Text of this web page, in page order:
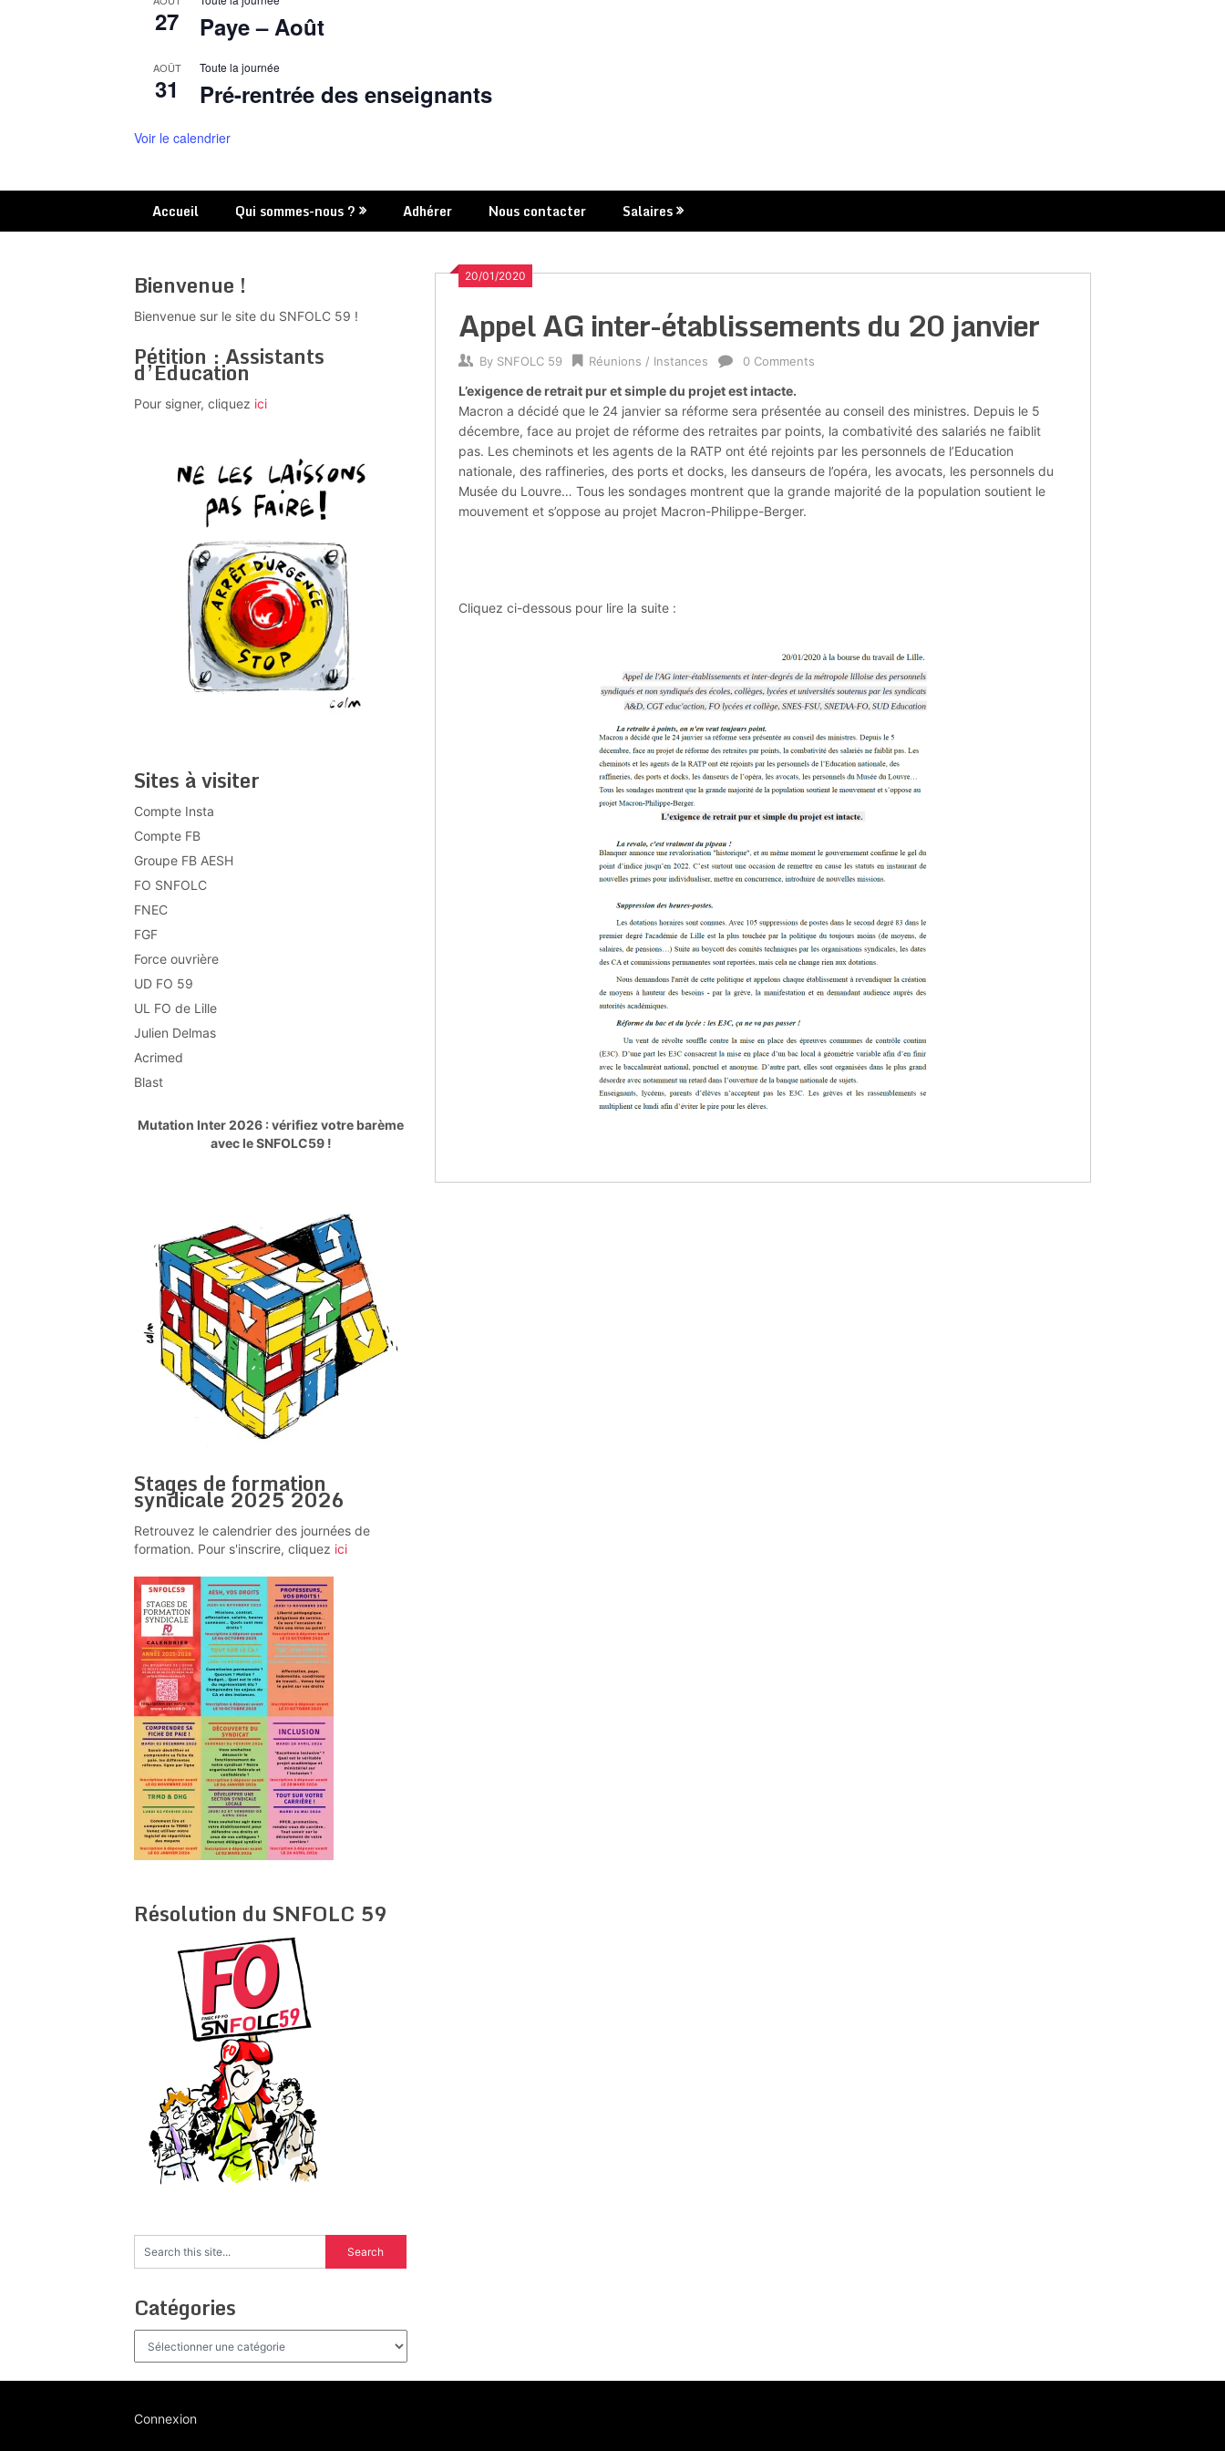
27 Paye – Août
AOÛT
31
Toute la journée
Pré-rentrée des enseignants
Voir le calendrier
Accueil Qui sommes-nous ? Adhérer Nous contacter Salaires
20/01/2020
Appel AG inter-établissements du 20 janvier
By SNFOLC 59 Réunions / Instances 0 Comments
L’exigence de retrait pur et simple du projet est intacte.
Macron a décidé que le 24 janvier sa réforme sera présentée au conseil des ministres. Depuis le 5
décembre, face au projet de réforme des retraites par points, la combativité des salariés ne faiblit
pas. Les cheminots et les agents de la RATP ont été rejoints par les personnels de l’Education
nationale, des raffineries, des ports et docks, les danseurs de l’opéra, les avocats, les personnels du
Musée du Louvre… Tous les sondages montrent que la grande majorité de la population soutient le
mouvement et s’oppose au projet Macron-Philippe-Berger.
Cliquez ci-dessous pour lire la suite :
Bienvenue !
Bienvenue sur le site du SNFOLC 59 !
Pétition : Assistants
d’Education
Pour signer, cliquez ici
Sites à visiter
Compte Insta
Compte FB
Groupe FB AESH
FO SNFOLC
FNEC
FGF
Force ouvrière
UD FO 59
UL FO de Lille
Julien Delmas
Acrimed
Blast
Mutation Inter 2026 : vérifiez votre barème
avec le SNFOLC59 !
Stages de formation
syndicale 2025 2026
Retrouvez le calendrier des journées de
formation. Pour s'inscrire, cliquez ici
Résolution du SNFOLC 59
Catégories
Connexion